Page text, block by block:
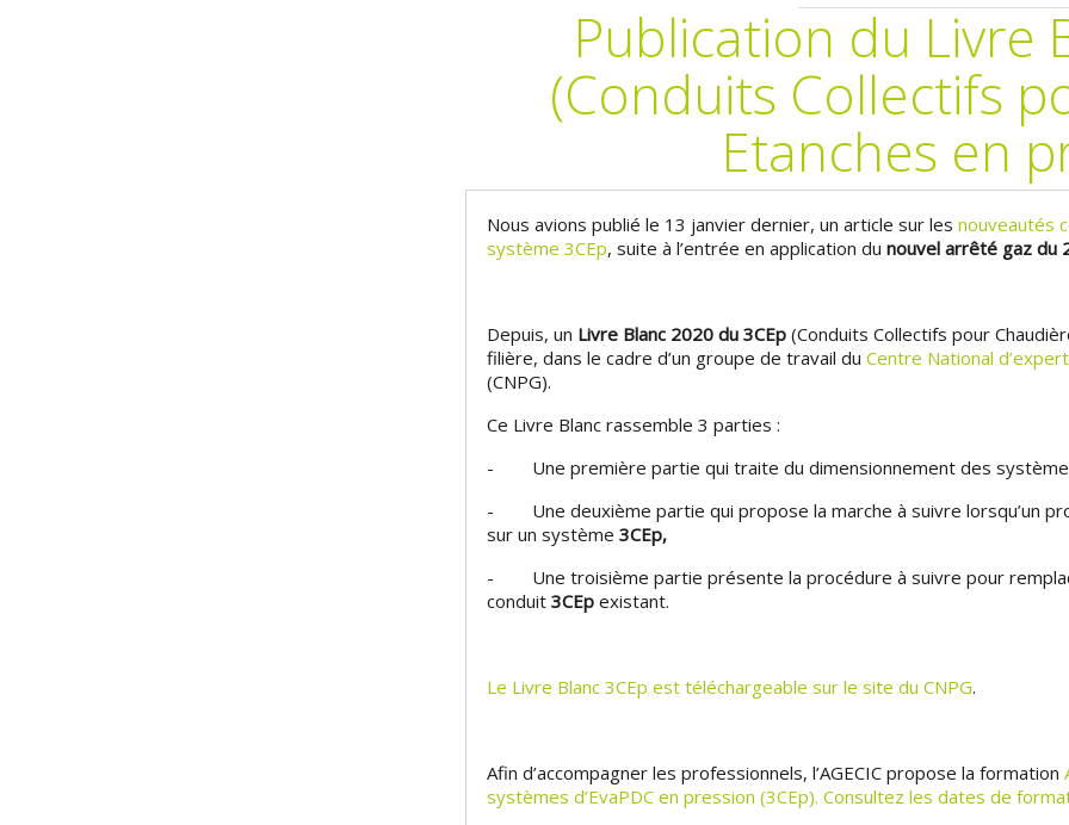
Publication du Livre
(Conduits Collectifs
Etanches en
Nous avions publié le 13 janvier dernier, un article sur les nouveautés
système 3CEp, suite à l’entrée en application du nouvel arrêté gaz du
Depuis, un Livre Blanc 2020 du 3CEp(Conduits Collectifs pour
filière, dans le cadre d’un groupe de travail du Centre National
(CNPG).
Ce Livre Blanc rassemble 3 parties :
- Une première partie qui traite du dimensionnement des
- Une deuxième partie qui propose la marche à suivre lorsqu’un
sur un système 3CEp,
- Une troisième partie présente la procédure à suivre pour
conduit 3CEpexistant.
Le Livre Blanc 3CEp est téléchargeable sur le site du CNPG.
Afin d’accompagner les professionnels, l’AGECIC propose la formation
systèmes d’EvaPDC en pression (3CEp). Consultez les dates de